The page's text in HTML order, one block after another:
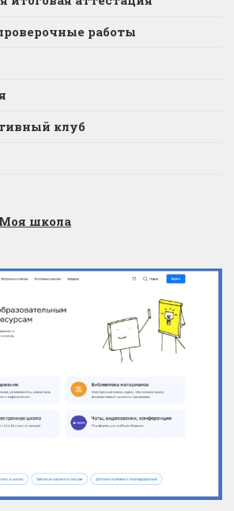
работы
клуб
школа